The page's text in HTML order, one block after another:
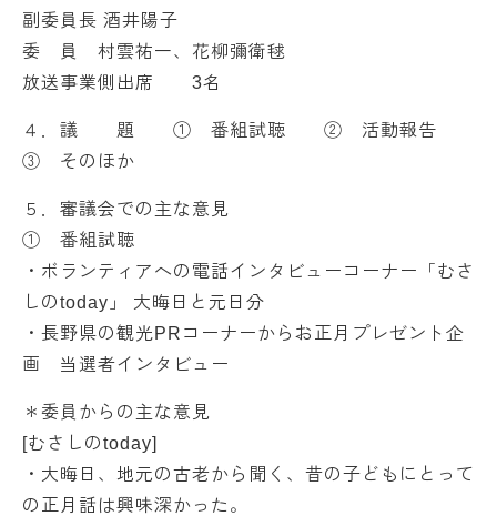
副委員長 酒井陽子
委 員 村雲祐一、花柳彌衛毬
放送事業側出席 3名
４．議 題 ① 番組試聴 ② 活動報告
③ そのほか
５．審議会での主な意見
① 番組試聴
・ボランティアへの電話インタビューコーナー「むさ
しのtoday」 大晦日と元日分
・長野県の観光PRコーナーからお正月プレゼント企
画 当選者インタビュー
＊委員からの主な意見
[むさしのtoday]
・大晦日、地元の古老から聞く、昔の子どもにとって
の正月話は興味深かった。